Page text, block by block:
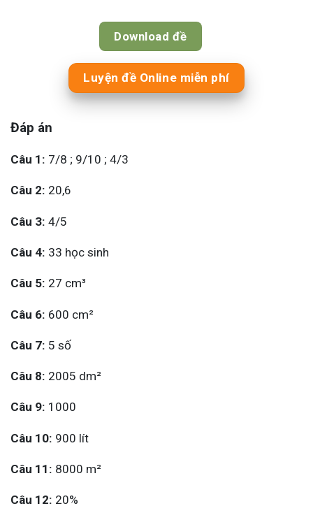
Download đề
Luyện đề Online miễn phí
Đáp án
Câu 1: 7/8 ; 9/10 ; 4/3
Câu 2: 20,6
Câu 3: 4/5
Câu 4: 33 học sinh
Câu 5: 27 cm³
Câu 6: 600 cm²
Câu 7: 5 số
Câu 8: 2005 dm²
Câu 9: 1000
Câu 10: 900 lít
Câu 11: 8000 m²
Câu 12: 20%